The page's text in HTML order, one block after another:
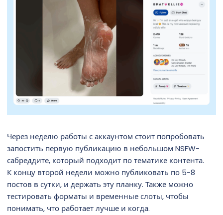
Через неделю работы с аккаунтом стоит попробовать
запостить первую публикацию в небольшом NSFW-
сабреддите, который подходит по тематике контента.
К концу второй недели можно публиковать по 5-8
постов в сутки, и держать эту планку. Также можно
тестировать форматы и временные слоты, чтобы
понимать, что работает лучше и когда.